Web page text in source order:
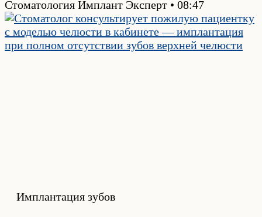
Стоматология Имплант Эксперт
08:47
Имплантация зубов